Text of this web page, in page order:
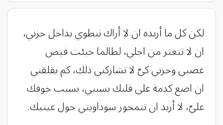
‏لكن كل ما أريده ان لا أراك تنطوي بداخل حزني،
ان لا تتعثر من اجلي، لطالما خبئت فيض
غضبي وحزني كيّ لا تشاركني ذلك، كم يقلقني
ان اضع كدمة على قلبك بسببي، بسبب خوفك
عليّ، لا أريد ان تتمحور سوداويتي حول عينيك.